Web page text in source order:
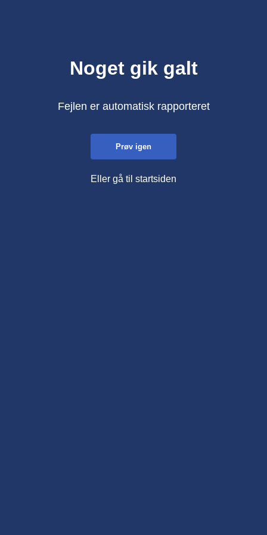
Noget gik galt
Fejlen er automatisk rapporteret
Prøv igen
Eller gå til startsiden